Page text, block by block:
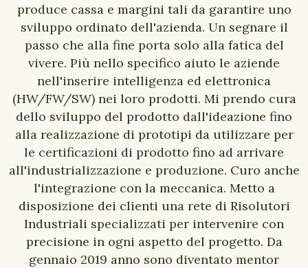
produce cassa e margini tali da garantire uno
sviluppo ordinato dell'azienda. Un segnare il
passo che alla fine porta solo alla fatica del
vivere. Più nello specifico aiuto le aziende
nell'inserire intelligenza ed elettronica
(HW/FW/SW) nei loro prodotti. Mi prendo cura
dello sviluppo del prodotto dall'ideazione fino
alla realizzazione di prototipi da utilizzare per
le certificazioni di prodotto fino ad arrivare
all'industrializzazione e produzione. Curo anche
l'integrazione con la meccanica. Metto a
disposizione dei clienti una rete di Risolutori
Industriali specializzati per intervenire con
precisione in ogni aspetto del progetto. Da
gennaio 2019 anno sono diventato mentor